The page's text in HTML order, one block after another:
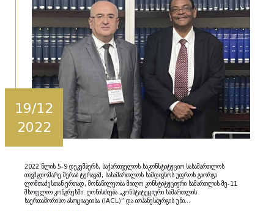
19/12
2022
2022 წლის 5-9 დეკემბერს, საქართველოს საკონსტიტუციო სასამართლოს
თავმჯდომარე მერაბ ტურავამ, სასამართლოს სამდივნოს უფროს გიორგი
ლომთაძესთან ერთად, მონაწილეობა მიიღო კონსტიტუციური სამართლის მე-11
მსოფლიო კონგრესში. ღონისძიება „კონსტიტუციური სამართლის
საერთაშორისო ასოციაციისა (IACL)” და იოჰანესბურგის უნი...